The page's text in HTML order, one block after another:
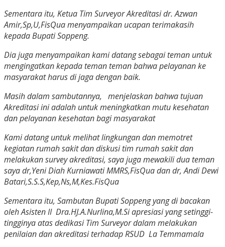
Sementara itu, Ketua Tim Surveyor Akreditasi dr. Azwan
Amir,Sp,U,FisQua menyampaikan ucapan terimakasih
kepada Bupati Soppeng.
Dia juga menyampaikan kami datang sebagai teman untuk
mengingatkan kepada teman teman bahwa pelayanan ke
masyarakat harus di jaga dengan baik.
Masih dalam sambutannya, menjelaskan bahwa tujuan
Akreditasi ini adalah untuk meningkatkan mutu kesehatan
dan pelayanan kesehatan bagi masyarakat
Kami datang untuk melihat lingkungan dan memotret
kegiatan rumah sakit dan diskusi tim rumah sakit dan
melakukan survey akreditasi, saya juga mewakili dua teman
saya dr,Yeni Diah Kurniawati MMRS,FisQua dan dr, Andi Dewi
Batari,S.S.S,Kep,Ns,M,Kes.FisQua
Sementara itu, Sambutan Bupati Soppeng yang di bacakan
oleh Asisten II Dra.HJ.A.Nurlina,M.Si apresiasi yang setinggi-
tingginya atas dedikasi Tim Surveyor dalam melakukan
penilaian dan akreditasi terhadap RSUD La Temmamala